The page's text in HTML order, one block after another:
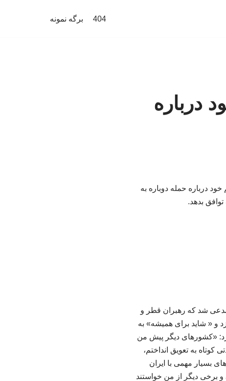
404 برگه نمونه
درباره
درباره حمله دوباره به
بدهد.
مدعی شد که رهبران قطر و
و « شاید برای همیشه» به
«کشورهای دیگر پیش من
کوتاه به تعویق انداختم،
بسیار مهمی با ایران
برخی دیگر از من خواستند